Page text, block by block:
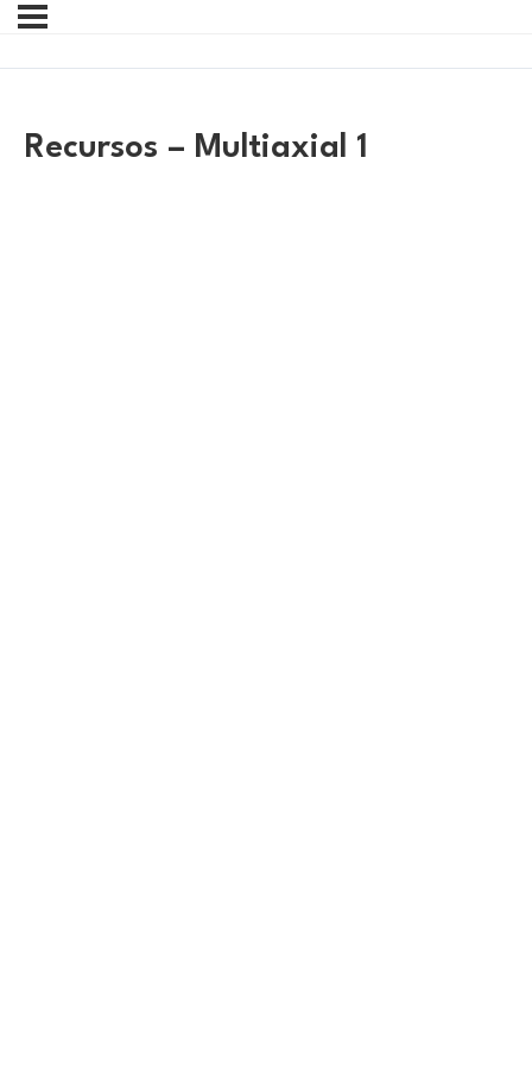
Recursos – Multiaxial 1